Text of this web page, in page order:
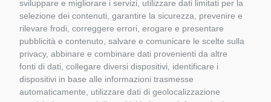
sviluppare e migliorare i servizi, utilizzare dati limitati per la
selezione dei contenuti, garantire la sicurezza, prevenire e
rilevare frodi, correggere errori, erogare e presentare
pubblicità e contenuto, salvare e comunicare le scelte sulla
privacy, abbinare e combinare dati provenienti da altre
fonti di dati, collegare diversi dispositivi, identificare i
dispositivi in base alle informazioni trasmesse
automaticamente, utilizzare dati di geolocalizzazione
LIEBHERR LTR 1100
SCALA 1:5O CONRAD 2738/22